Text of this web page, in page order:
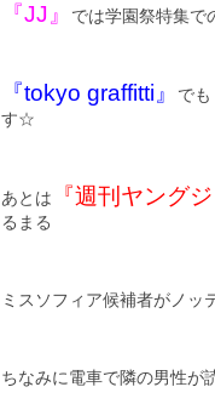
『JJ』 では学園祭特集で
『tokyo graffitti』
で
す☆
あとは 『週刊ヤング
るまる
ミスソフィア候補者がノ
ちなみに電車で隣の男性が